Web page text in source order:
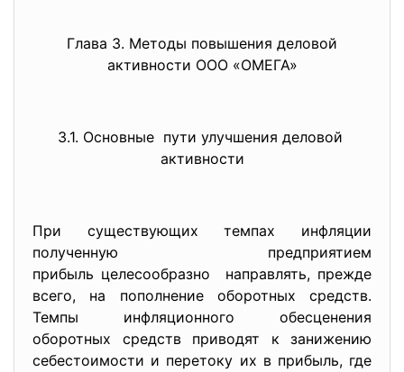
Глава 3. Методы повышения деловой
активности ООО «ОМЕГА»
3.1. Основные пути улучшения деловой
активности
При существующих темпах инфляции
полученную предприятием
прибыль целесообразно направлять, прежде
всего, на пополнение оборотных средств.
Темпы инфляционного обесценения
оборотных средств приводят к занижению
себестоимости и перетоку их в прибыль, где